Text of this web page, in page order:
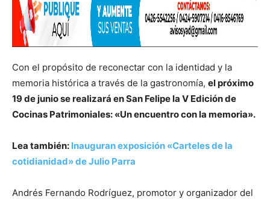
Con el propósito de reconectar con la identidad y la
memoria histórica a través de la gastronomía, el próximo
19 de junio se realizará en San Felipe la V Edición de
Cocinas Patrimoniales: «Un encuentro con la memoria».
Lea también: Inauguran exposición «Carteles de la
cotidianidad» de Julio Parra
Andrés Fernando Rodríguez, promotor y organizador del